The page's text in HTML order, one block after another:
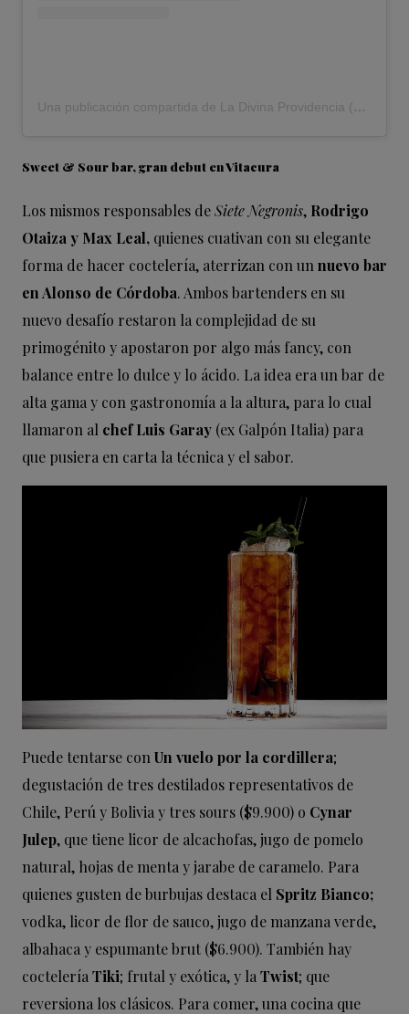
Una publicación compartida de La Divina Providencia (@divinaprovidenciapizzeria)
Sweet & Sour bar, gran debut en Vitacura
Los mismos responsables deSiete Negronis, Rodrigo
Otaiza y Max Leal, quienes cuativan con su elegante
forma de hacer coctelería, aterrizan con unnuevo bar
en Alonso de Córdoba. Ambos bartenders en su
nuevo desafío restaron la complejidad de su
primogénito y apostaron por algo más fancy, con
balance entre lo dulce y lo ácido. La idea era un bar de
alta gama y con gastronomía a la altura, para lo cual
llamaron al chef Luis Garay (ex Galpón Italia) para
que pusiera en carta la técnica y el sabor.
Puede tentarse con Un vuelo por la cordillera;
degustación de tres destilados representativos de
Chile, Perú y Bolivia y tres sours ($9.900) o Cynar
Julep, que tiene licor de alcachofas, jugo de pomelo
natural, hojas de menta y jarabe de caramelo. Para
quienes gusten de burbujas destaca el Spritz Bianco;
vodka, licor de flor de sauco, jugo de manzana verde,
albahaca y espumante brut ($6.900). También hay
coctelería Tiki; frutal y exótica, y la Twist; que
reversiona los clásicos. Para comer, una cocina que